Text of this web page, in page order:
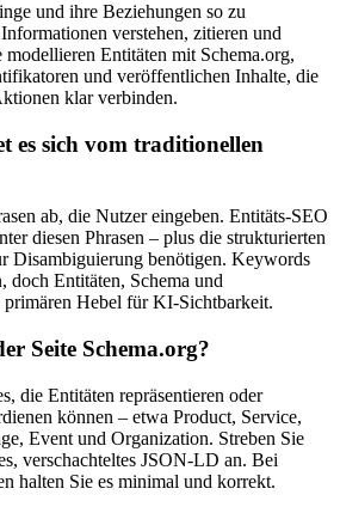
und ihre Beziehungen so zu
verstehen, zitieren und
Entitäten mit Schema.org,
und veröffentlichen Inhalte, die
klar verbinden.
es sich vom traditionellen
ab, die Nutzer eingeben. Entitäts-SEO
diesen Phrasen – plus die strukturierten
Disambiguierung benötigen. Keywords
doch Entitäten, Schema und
primären Hebel für KI-Sichtbarkeit.
Seite Schema.org?
die Entitäten repräsentieren oder
können – etwa Product, Service,
Event und Organization. Streben Sie
verschachteltes JSON-LD an. Bei
halten Sie es minimal und korrekt.